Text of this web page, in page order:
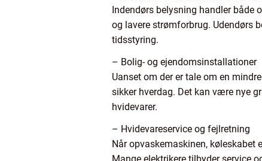
Indendørs belysning handler
og lavere strømforbrug. Udendørs
tidsstyring.
– Bolig- og ejendomsinstallationer
Uanset om der er tale om en
sikker hverdag. Det kan være nye
hvidevarer.
– Hvidevareservice og fejlretning
Når opvaskemaskinen, køleskabet